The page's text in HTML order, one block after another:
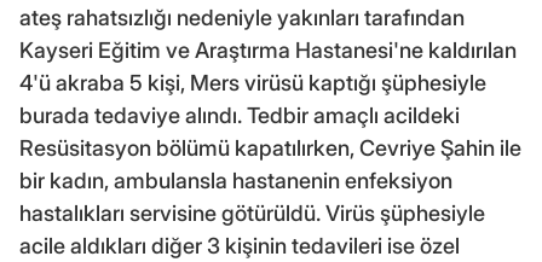
ateş rahatsızlığı nedeniyle yakınları tarafından
Kayseri Eğitim ve Araştırma Hastanesi'ne kaldırılan
4'ü akraba 5 kişi, Mers virüsü kaptığı şüphesiyle
burada tedaviye alındı. Tedbir amaçlı acildeki
Resüsitasyon bölümü kapatılırken, Cevriye Şahin ile
bir kadın, ambulansla hastanenin enfeksiyon
hastalıkları servisine götürüldü. Virüs şüphesiyle
acile aldıkları diğer 3 kişinin tedavileri ise özel